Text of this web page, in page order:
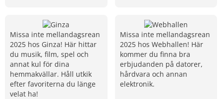
Missa inte mellandagsrean
2025 hos Ginza! Här hittar
du musik, film, spel och
annat kul för dina
hemmakvällar. Håll utkik
efter favoriterna du länge
velat ha!
Missa inte mellandagsrean
2025 hos Webhallen! Här
kommer du finna bra
erbjudanden på datorer,
hårdvara och annan
elektronik.